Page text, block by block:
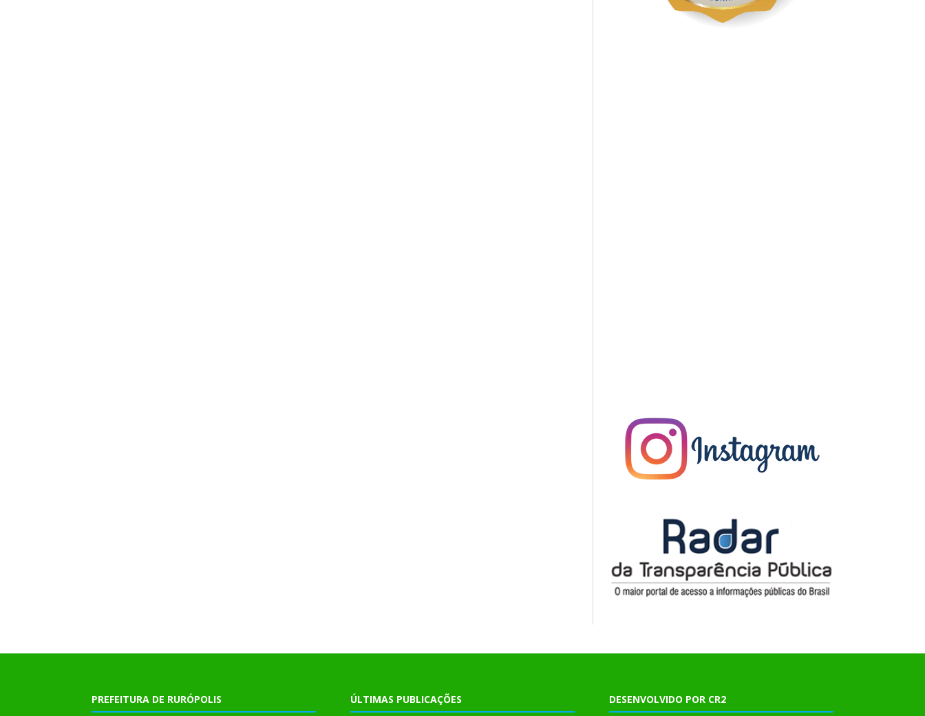
PREFEITURA DE RURÓPOLIS ÚLTIMAS PUBLICAÇÕES DESENVOLVIDO POR CR2